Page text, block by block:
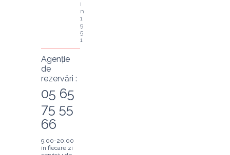
i
n
1
9
5
1
Agenție
de
rezervări :
05 65
75 55
66
9:00-20:00
în fiecare zi